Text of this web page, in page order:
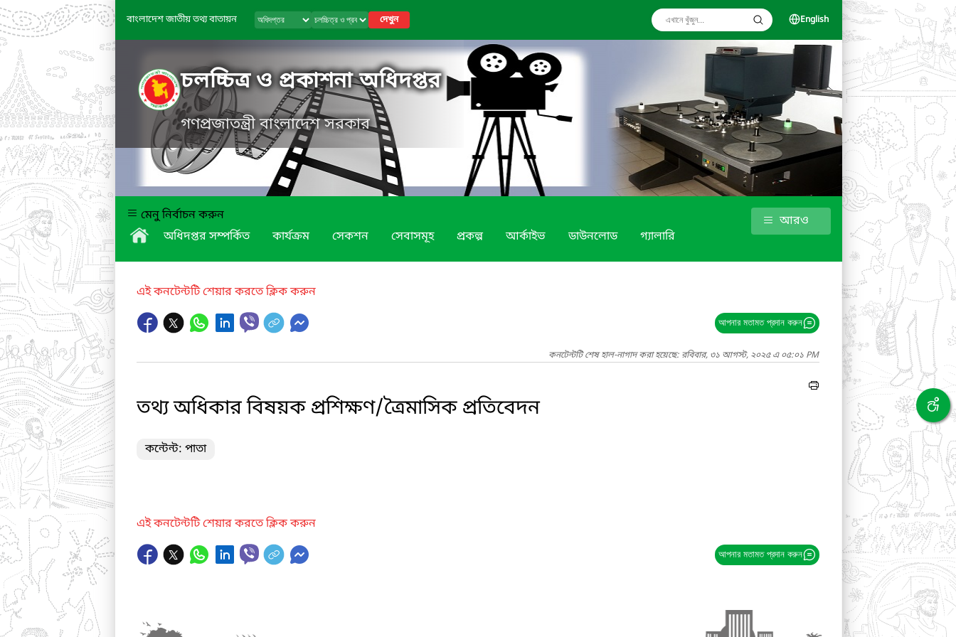
বাংলাদেশ জাতীয় তথ্য বাতায়ন দেখুন English
চলচ্চিত্র ও প্রকাশনা অধিদপ্তর
গণপ্রজাতন্ত্রী বাংলাদেশ সরকার
মেনু নির্বাচন করুন
অধিদপ্তর সম্পর্কিত
কার্যক্রম সেকশন সেবাসমূহ প্রকল্প আর্কাইভ ডাউনলোড গ্যালারি
আরও
এই কনটেন্টটি শেয়ার করতে ক্লিক করুন
আপনার মতামত প্রদান করুন
কনটেন্টটি শেষ হাল-নাগাদ করা হয়েছে: রবিবার, ৩১ আগস্ট, ২০২৫ এ ০৫:০১ PM
তথ্য অধিকার বিষয়ক প্রশিক্ষণ/ত্রৈমাসিক প্রতিবেদন
কন্টেন্ট: পাতা
এই কনটেন্টটি শেয়ার করতে ক্লিক করুন
আপনার মতামত প্রদান করুন